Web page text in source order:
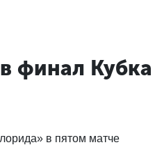
финал Кубка
в пятом матче